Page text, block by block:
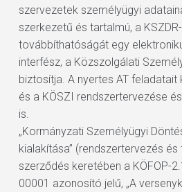
szervezetek személyügyi
szerkezetű és tartalmú, a
továbbíthatóságát egy
interfész, a Közszolgálati
biztosítja. A nyertes AT feladatait
és a KÖSZI rendszertervezése
is.
„Kormányzati Személyügyi
kialakítása” (rendszertervezés
szerződés keretében a KÖFOP-
00001 azonosító jelű, „A